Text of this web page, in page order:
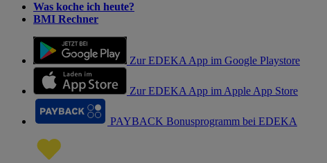
Was koche ich heute?
BMI Rechner
Zur EDEKA App im Google Playstore
Zur EDEKA App im Apple App Store
PAYBACK Bonusprogramm bei EDEKA